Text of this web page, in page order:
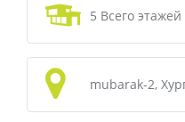
5 Всего
mubarak-2,